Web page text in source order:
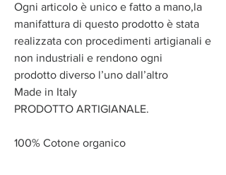
Ogni articolo è unico e fatto a mano,la
manifattura di questo prodotto è stata
realizzata con procedimenti artigianali e
non industriali e rendono ogni
prodotto diverso l’uno dall’altro
Made in Italy
PRODOTTO ARTIGIANALE.
100% Cotone organico